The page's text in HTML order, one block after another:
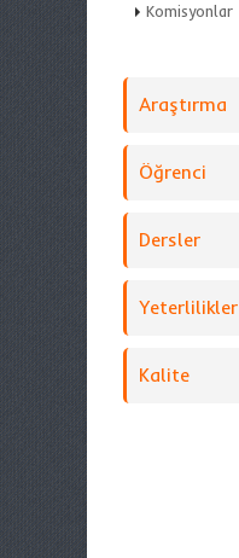
Komisyonlar
Araştırma
Öğrenci
Dersler
Yeterlilikler
Kalite